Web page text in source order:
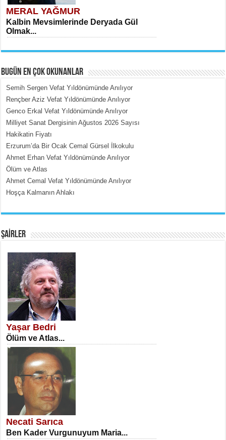
MERAL YAĞMUR
Kalbin Mevsimlerinde Deryada Gül
Olmak...
MEHMET ÇOBAN
İçerdeki Put Dışardaki Maskeler...
SATILMIŞ ÜMİT ÇETİNKAYA
Erkenlik...
NECLA DİLEK ARSLAN
Öğretmenler Günü Mahkemesi...
BUGÜN EN ÇOK OKUNANLAR
Semih Sergen Vefat Yıldönümünde Anılıyor
Rençber Aziz Vefat Yıldönümünde Anılıyor
Genco Erkal Vefat Yıldönümünde Anılıyor
Milliyet Sanat Dergisinin Ağustos 2026 Sayısı
Hakikatin Fiyatı
Erzurum’da Bir Ocak Cemal Gürsel İlkokulu
Ahmet Erhan Vefat Yıldönümünde Anılıyor
Ölüm ve Atlas
Ahmet Cemal Vefat Yıldönümünde Anılıyor
Hoşça Kalmanın Ahlakı
ŞAİRLER
Yaşar Bedri
Ölüm ve Atlas...
Necati Sarıca
Ben Kader Vurgunuyum Maria...